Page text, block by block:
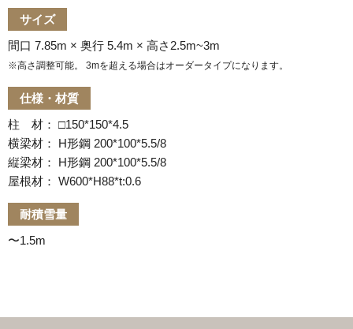
サイズ
間口 7.85m × 奥行 5.4m × 高さ2.5m~3m
※高さ調整可能。 3mを超える場合はオーダータイプになります。
仕様・材質
柱 材： □150*150*4.5
横梁材： H形鋼 200*100*5.5/8
縦梁材： H形鋼 200*100*5.5/8
屋根材： W600*H88*t:0.6
耐積雪量
〜1.5m